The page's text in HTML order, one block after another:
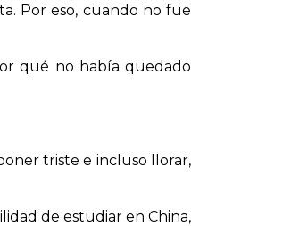
Por eso, cuando no fue
qué no había quedado
triste e incluso llorar,
de estudiar en China,